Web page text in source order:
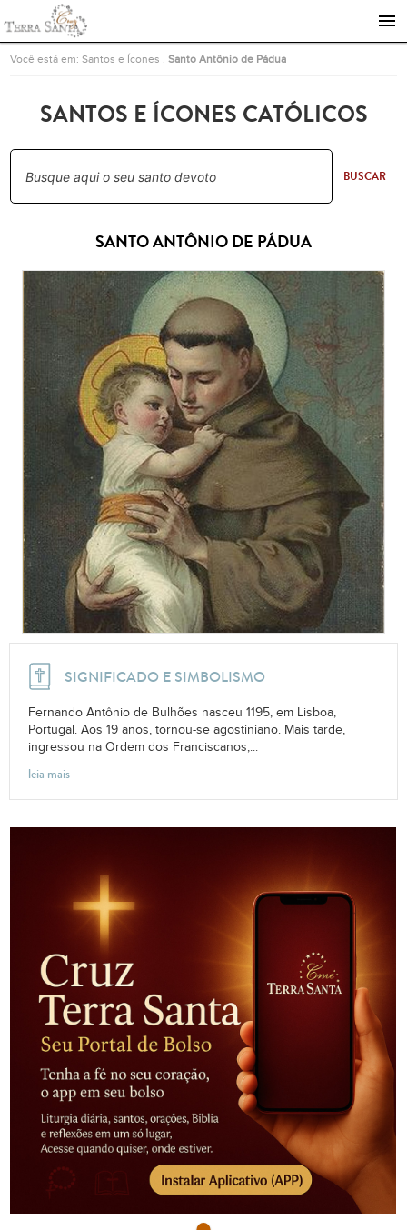
Ir para a página inicial
Você está em:Santos e Ícones .Santo Antônio de Pádua
SANTOS E ÍCONES CATÓLICOS
BUSCAR
SANTO ANTÔNIO DE PÁDUA
SIGNIFICADO E SIMBOLISMO
Fernando Antônio de Bulhões nasceu 1195, em Lisboa,
Portugal. Aos 19 anos, tornou-se agostiniano. Mais tarde,
ingressou na Ordem dos Franciscanos,...
leia mais